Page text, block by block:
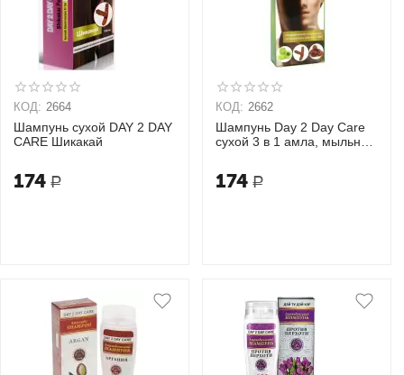
КОД: 2664
Шампунь сухой DAY 2 DAY
CARE Шикакай
174 Р
КОД: 2662
Шампунь Day 2 Day Care
сухой 3 в 1 амла, мыльный
174 Р